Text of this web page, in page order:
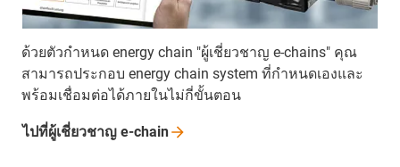
ด้วยตัวกำหนด energy chain "ผู้เชี่ยวชาญ e-chains" คุณ
สามารถประกอบ energy chain system ที่กำหนดเองและ
พร้อมเชื่อมต่อได้ภายในไม่กี่ขั้นตอน
ไปที่ผู้เชี่ยวชาญ e-chain